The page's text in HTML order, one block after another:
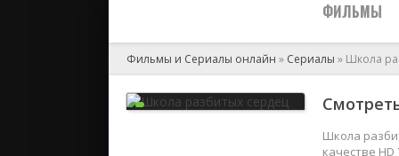
ФИЛЬМЫ
2024
Фильмы и Сериалы онлайн » Сериалы » Школа
Школа
качестве